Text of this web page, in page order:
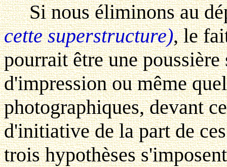
Si nous éliminons au
cette superstructure), le
pourrait être une
d'impression ou même
photographiques, devant
d'initiative de la part de
trois hypothèses